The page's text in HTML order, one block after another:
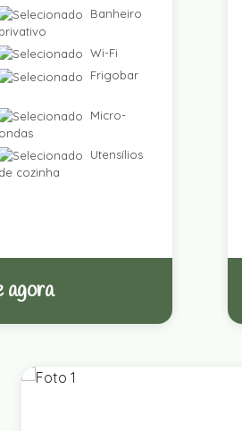
Banheiro
privativo
Wi-Fi
Frigobar
Micro-
ondas
Utensílios
de cozinha
agora